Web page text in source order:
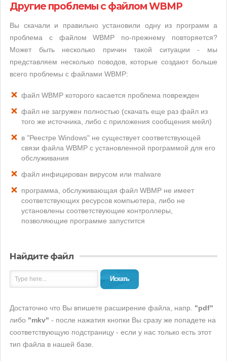
Другие проблемы с файлом WBMP
Вы скачали и правильно установили одну из программ а
проблема с файлом WBMP по-прежнему повторяется?
Может быть несколько причин такой ситуации - мы
представляем несколько поводов, которые создают больше
всего проблемы с файлами WBMP:
файл WBMP которого касается проблема поврежден
файл не загружен полностью (скачать еще раз файл из
того же источника, либо с приложения сообщения мейл)
в "Реестре Windows" не существует соответствующей
связи файла WBMP с установленной программой для его
обслуживания
файл инфицирован вирусом или malware
программа, обслуживающая файл WBMP не имеет
соответствующих ресурсов компьютера, либо не
установлены соответствующие контроллеры,
позволяющие программе запустится
Найдите файл
Искать
Достаточно что Вы впишете расширение файла, напр. "pdf"
либо "mkv" - после нажатия кнопки Вы сразу же попадете на
соответствующую подстраницу - если у нас только есть этот
тип файла в нашей базе.